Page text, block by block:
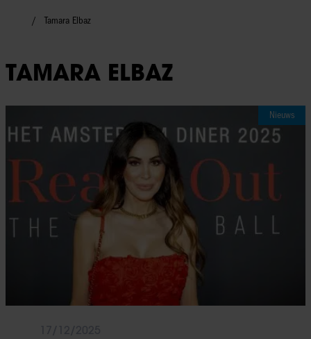
Tamara Elbaz
TAMARA ELBAZ
Nieuws